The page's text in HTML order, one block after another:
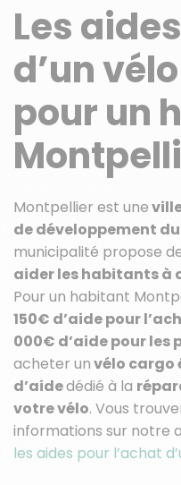
Les
d’un
pour un
Montpellier est une
de développement
municipalité propose
aider les habitants à
Pour un habitant
150€ d’aide pour
000€ d’aide pour les
acheter unvélo cargo
d’aidedédié à la
votre vélo. Vous
informations sur notre
les aides pour l’achat